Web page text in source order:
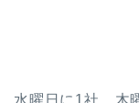
水曜日に1社、木